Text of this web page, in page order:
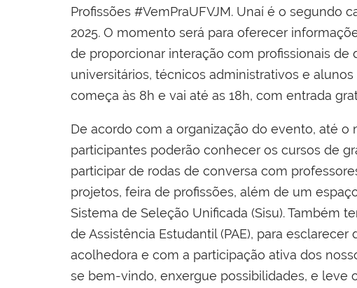
Profissões #VemPraUFVJM. Unaí é o segundo
2025. O momento será para oferecer
de proporcionar interação com profissionais
universitários, técnicos administrativos e
começa às 8h e vai até as 18h, com entrada
De acordo com a organização do evento, até o
participantes poderão conhecer os cursos de
participar de rodas de conversa com
projetos, feira de profissões, além de um
Sistema de Seleção Unificada (Sisu). Também
de Assistência Estudantil (PAE), para
acolhedora e com a participação ativa dos
se bem-vindo, enxergue possibilidades, e leve